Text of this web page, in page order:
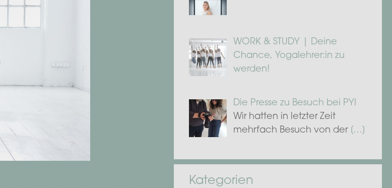
WORK & STUDY | Deine
Chance, Yogalehrer:in zu
werden!
Die Presse zu Besuch bei PYI
Wir hatten in letzter Zeit
mehrfach Besuch von der […]
Kategorien